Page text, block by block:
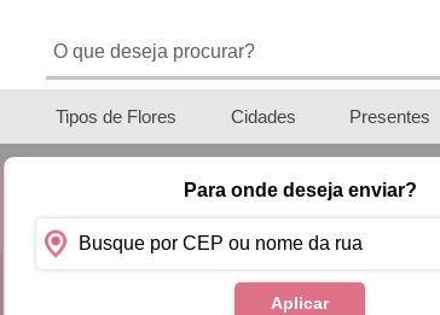
Tipos de Flores Cidades Presentes
Para onde deseja enviar?
Aplicar